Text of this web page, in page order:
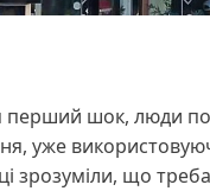
перший шок, люди
уже
зрозуміли, що треба